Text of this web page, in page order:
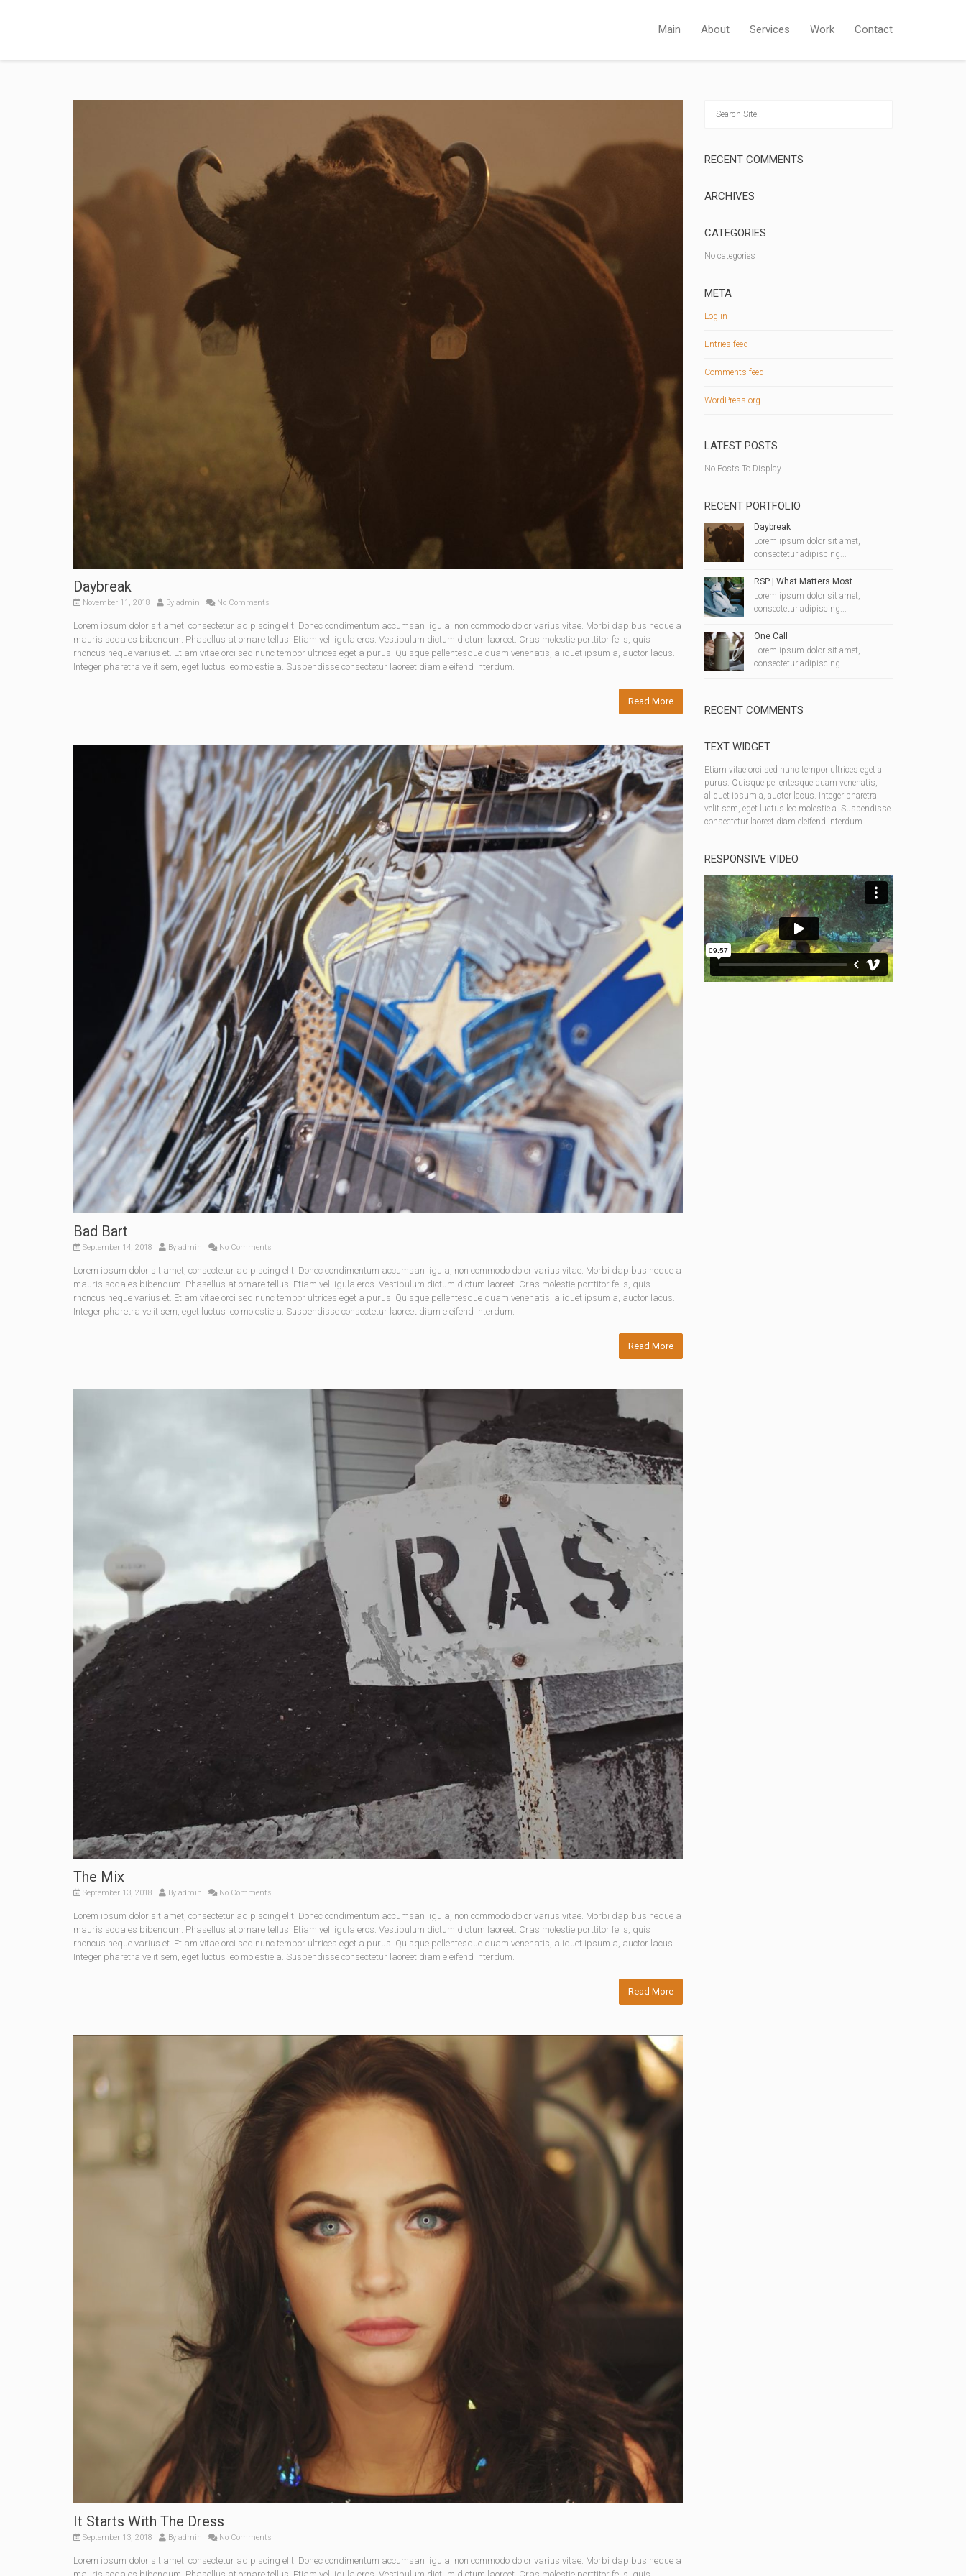
Main About Services Work Contact
Daybreak
November 11, 2018 By admin No Comments
Lorem ipsum dolor sit amet, consectetur adipiscing elit. Donec condimentum accumsan ligula, non commodo dolor varius vitae. Morbi dapibus neque a
mauris sodales bibendum. Phasellus at ornare tellus. Etiam vel ligula eros. Vestibulum dictum dictum laoreet. Cras molestie porttitor felis, quis
rhoncus neque varius et. Etiam vitae orci sed nunc tempor ultrices eget a purus. Quisque pellentesque quam venenatis, aliquet ipsum a, auctor lacus.
Integer pharetra velit sem, eget luctus leo molestie a. Suspendisse consectetur laoreet diam eleifend interdum.
Read More
Bad Bart
September 14, 2018 By admin No Comments
Lorem ipsum dolor sit amet, consectetur adipiscing elit. Donec condimentum accumsan ligula, non commodo dolor varius vitae. Morbi dapibus neque a
mauris sodales bibendum. Phasellus at ornare tellus. Etiam vel ligula eros. Vestibulum dictum dictum laoreet. Cras molestie porttitor felis, quis
rhoncus neque varius et. Etiam vitae orci sed nunc tempor ultrices eget a purus. Quisque pellentesque quam venenatis, aliquet ipsum a, auctor lacus.
Integer pharetra velit sem, eget luctus leo molestie a. Suspendisse consectetur laoreet diam eleifend interdum.
Read More
The Mix
September 13, 2018 By admin No Comments
Lorem ipsum dolor sit amet, consectetur adipiscing elit. Donec condimentum accumsan ligula, non commodo dolor varius vitae. Morbi dapibus neque a
mauris sodales bibendum. Phasellus at ornare tellus. Etiam vel ligula eros. Vestibulum dictum dictum laoreet. Cras molestie porttitor felis, quis
rhoncus neque varius et. Etiam vitae orci sed nunc tempor ultrices eget a purus. Quisque pellentesque quam venenatis, aliquet ipsum a, auctor lacus.
Integer pharetra velit sem, eget luctus leo molestie a. Suspendisse consectetur laoreet diam eleifend interdum.
Read More
It Starts With The Dress
September 13, 2018 By admin No Comments
Lorem ipsum dolor sit amet, consectetur adipiscing elit. Donec condimentum accumsan ligula, non commodo dolor varius vitae. Morbi dapibus neque a
RECENT COMMENTS
ARCHIVES
CATEGORIES
No categories
META
Log in
Entries feed
Comments feed
WordPress.org
LATEST POSTS
No Posts To Display
RECENT PORTFOLIO
Daybreak
Lorem ipsum dolor sit amet,
consectetur adipiscing...
RSP | What Matters Most
Lorem ipsum dolor sit amet,
consectetur adipiscing...
One Call
Lorem ipsum dolor sit amet,
consectetur adipiscing...
RECENT COMMENTS
TEXT WIDGET
Etiam vitae orci sed nunc tempor ultrices eget a
purus. Quisque pellentesque quam venenatis,
aliquet ipsum a, auctor lacus. Integer pharetra
velit sem, eget luctus leo molestie a. Suspendisse
consectetur laoreet diam eleifend interdum.
RESPONSIVE VIDEO